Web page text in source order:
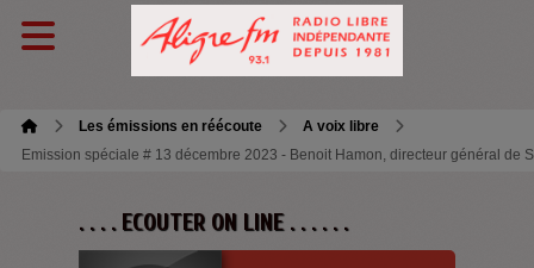
Les émissions en réécoute
A voix libre
Emission spéciale # 13 décembre 2023 - Benoit Hamon, directeur général de
. . . . ECOUTER ON LINE . . . . . .